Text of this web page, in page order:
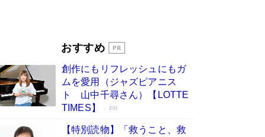
俳優・高嶋政伸が家族に教わった“人を育てるコ
東野圭吾、伊坂幸太郎の人気シリーズ最新作どち
らも文庫化 映画化された直木賞受賞作もランク
イン［文庫ベストセラー］
Book Bang
おすすめ
創作にもリフレッシュにもガ
ムを愛用（ジャズピアニス
ト 山中千尋さん）【LOTTE
TIMES】
PR
【特別読物】「救うこと、救